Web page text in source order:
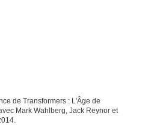
de Transformers : L'Âge de
Mark Wahlberg, Jack Reynor et